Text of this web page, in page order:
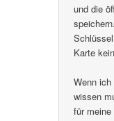
und die
Karte
Wenn
wissen
für